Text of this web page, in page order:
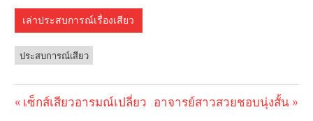
เล่าประสบการณ์เรื่องเสียว
ประสบการณ์เสียว
Previous
เซ็กส์เสียวอารมณ์เปลี่ยว Next
อาจารย์สาวสวยชอบนุ่งสั้น